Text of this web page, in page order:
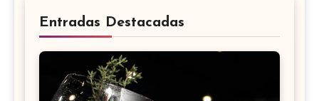
Entradas Destacadas